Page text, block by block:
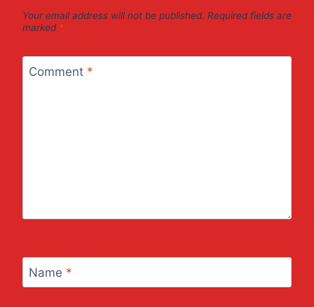
Your email address will not be published. Required fields are
marked *
Comment *
Name *